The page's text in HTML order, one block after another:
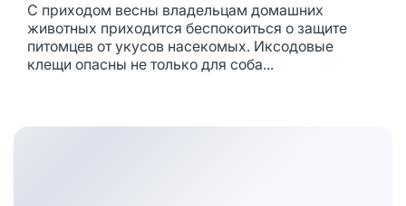
С приходом весны владельцам домашних
животных приходится беспокоиться о защите
питомцев от укусов насекомых. Иксодовые
клещи опасны не только для соба...